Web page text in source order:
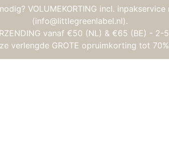
VOLUMEKORTING incl.
(info@littlegreenlabel.nl).
vanaf €50 (NL) & €65 (BE) - 2-
verlengde GROTE opruimkorting tot